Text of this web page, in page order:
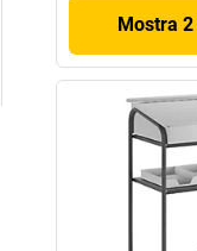
Mostra